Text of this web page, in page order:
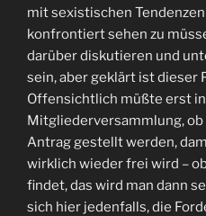
mit sexistischen
konfrontiert sehen zu
darüber diskutieren und
sein, aber geklärt ist dieser
Offensichtlich müßte erst
Mitgliederversammlung, ob
Antrag gestellt werden,
wirklich wieder frei wird –
findet, das wird man dann
sich hier jedenfalls, die